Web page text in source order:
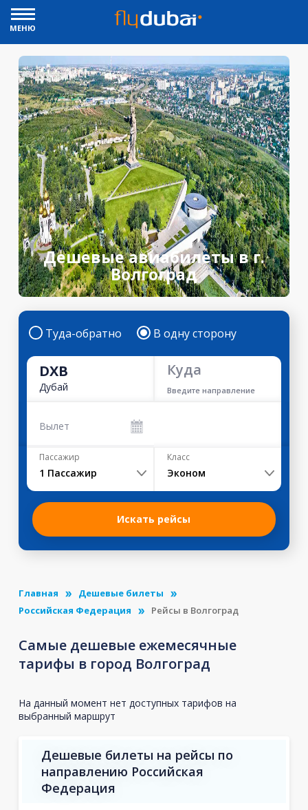
МЕНЮ
Дешевые авиабилеты в г.
Волгоград
Туда-обратно В одну сторону
DXB
Дубай
Куда
Введите направление
Вылет
Пассажир
1 Пассажир
Класс
Эконом
Искать рейсы
Главная
Дешевые билеты
Российская Федерация
Рейсы в Волгоград
Самые дешевые ежемесячные
тарифы в город Волгоград
На данный момент нет доступных тарифов на
выбранный маршрут
Дешевые билеты на рейсы по
направлению Российская
Федерация